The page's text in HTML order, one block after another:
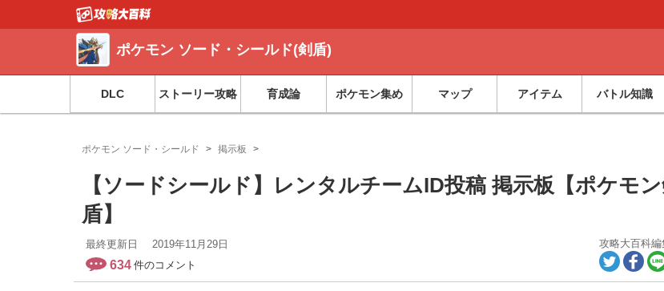
ポケモン ソード・シールド(剣盾)
DLC ストーリー攻略 育成論 ポケモン集め マップ アイテム バトル知識
ポケモン ソード・シールド 掲示板
【ソードシールド】レンタルチームID投稿 掲示板【ポケモン
盾】
最終更新日 2019年11月29日
634 件のコメント
攻略大百科編